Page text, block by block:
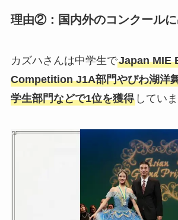
理由②：国内外のコンクール
カズハさんは中学生でJapan MIE
Competition J1A部門やびわ湖洋
学生部門などで1位を獲得していま